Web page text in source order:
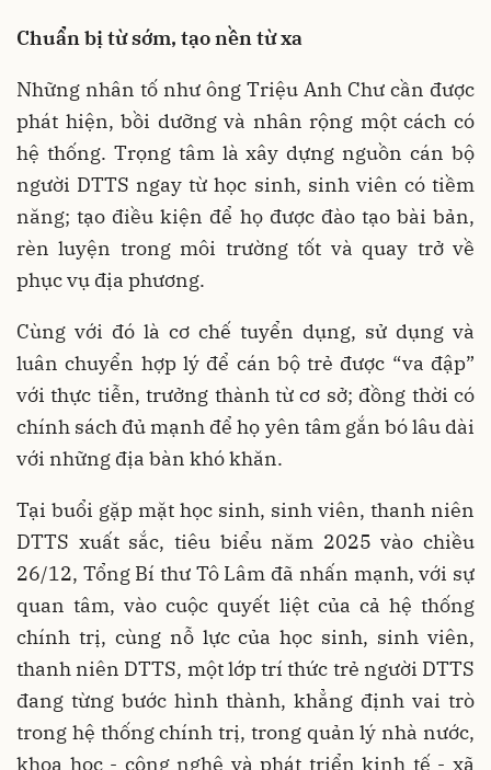
Chuẩn bị từ sớm, tạo nền từ xa
Những nhân tố như ông Triệu Anh Chư cần được
phát hiện, bồi dưỡng và nhân rộng một cách có
hệ thống. Trọng tâm là xây dựng nguồn cán bộ
người DTTS ngay từ học sinh, sinh viên có tiềm
năng; tạo điều kiện để họ được đào tạo bài bản,
rèn luyện trong môi trường tốt và quay trở về
phục vụ địa phương.
Cùng với đó là cơ chế tuyển dụng, sử dụng và
luân chuyển hợp lý để cán bộ trẻ được “va đập”
với thực tiễn, trưởng thành từ cơ sở; đồng thời có
chính sách đủ mạnh để họ yên tâm gắn bó lâu dài
với những địa bàn khó khăn.
Tại buổi gặp mặt học sinh, sinh viên, thanh niên
DTTS xuất sắc, tiêu biểu năm 2025 vào chiều
26/12, Tổng Bí thư Tô Lâm đã nhấn mạnh, với sự
quan tâm, vào cuộc quyết liệt của cả hệ thống
chính trị, cùng nỗ lực của học sinh, sinh viên,
thanh niên DTTS, một lớp trí thức trẻ người DTTS
đang từng bước hình thành, khẳng định vai trò
trong hệ thống chính trị, trong quản lý nhà nước,
khoa học - công nghệ và phát triển kinh tế - xã